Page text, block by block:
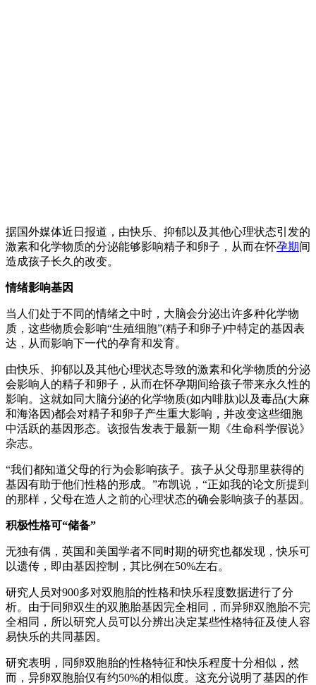
据国外媒体近日报道，由快乐、抑郁以及其他心理状态引发的
激素和化学物质的分泌能够影响精子和卵子，从而在怀孕期间
造成孩子长久的改变。
情绪影响基因
当人们处于不同的情绪之中时，大脑会分泌出许多种化学物
质，这些物质会影响“生殖细胞”(精子和卵子)中特定的基因表
达，从而影响下一代的孕育和发育。
由快乐、抑郁以及其他心理状态导致的激素和化学物质的分泌
会影响人的精子和卵子，从而在怀孕期间给孩子带来永久性的
影响。这就如同大脑分泌的化学物质(如内啡肽)以及毒品(大麻
和海洛因)都会对精子和卵子产生重大影响，并改变这些细胞
中活跃的基因形态。该报告发表于最新一期《生命科学假说》
杂志。
“我们都知道父母的行为会影响孩子。孩子从父母那里获得的
基因有助于他们性格的形成。”布凯说，“正如我的论文所提到
的那样，父母在造人之前的心理状态的确会影响孩子的基因。
积极性格可“储备”
无独有偶，英国和美国学者不同时期的研究也都发现，快乐可
以遗传，即由基因控制，其比例在50%左右。
研究人员对900多对双胞胎的性格和快乐程度数据进行了分
析。由于同卵双生的双胞胎基因完全相同，而异卵双胞胎不完
全相同，所以研究人员可以分辨出决定某些性格特征及使人容
易快乐的共同基因。
研究表明，同卵双胞胎的性格特征和快乐程度十分相似，然
而，异卵双胞胎仅有约50%的相似度。这充分说明了基因的作